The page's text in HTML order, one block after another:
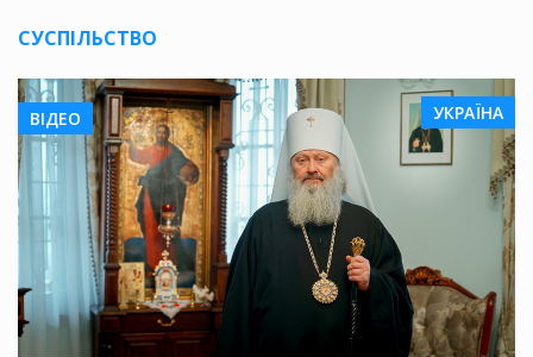
СУСПІЛЬСТВО
ВІДЕО УКРАЇНА